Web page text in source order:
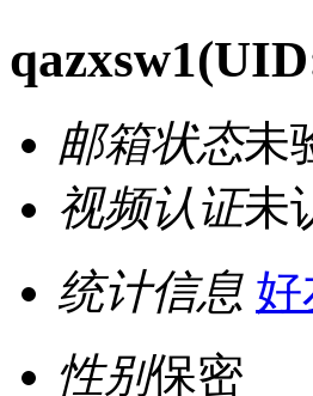
qazxsw1
邮箱状态未
视频认证未
统计信息 好
性别保密